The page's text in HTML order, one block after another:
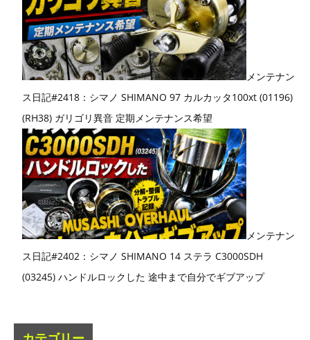
メンテナン
ス日記#2418：シマノ SHIMANO 97 カルカッタ100xt (01196)
(RH38) ガリゴリ異音 定期メンテナンス希望
メンテナン
ス日記#2402：シマノ SHIMANO 14 ステラ C3000SDH
(03245) ハンドルロックした 途中まで自分でギブアップ